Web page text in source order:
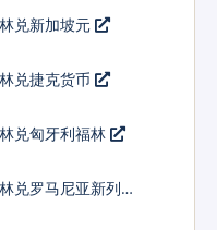
兑新加坡元
兑捷克货币
兑匈牙利福林
兑罗马尼亚新列伊